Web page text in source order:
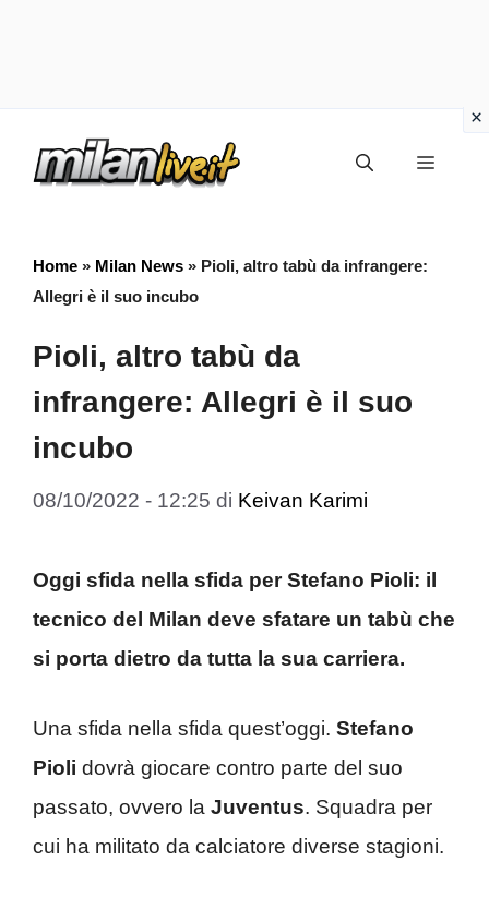
Menu
Home » Milan News » Pioli, altro tabù da infrangere:
Allegri è il suo incubo
Pioli, altro tabù da
infrangere: Allegri è il suo
incubo
08/10/2022 - 12:25 di Keivan Karimi
Oggi sfida nella sfida per Stefano Pioli: il
tecnico del Milan deve sfatare un tabù che
si porta dietro da tutta la sua carriera.
Una sfida nella sfida quest’oggi. Stefano
Pioli dovrà giocare contro parte del suo
passato, ovvero la Juventus. Squadra per
cui ha militato da calciatore diverse stagioni.